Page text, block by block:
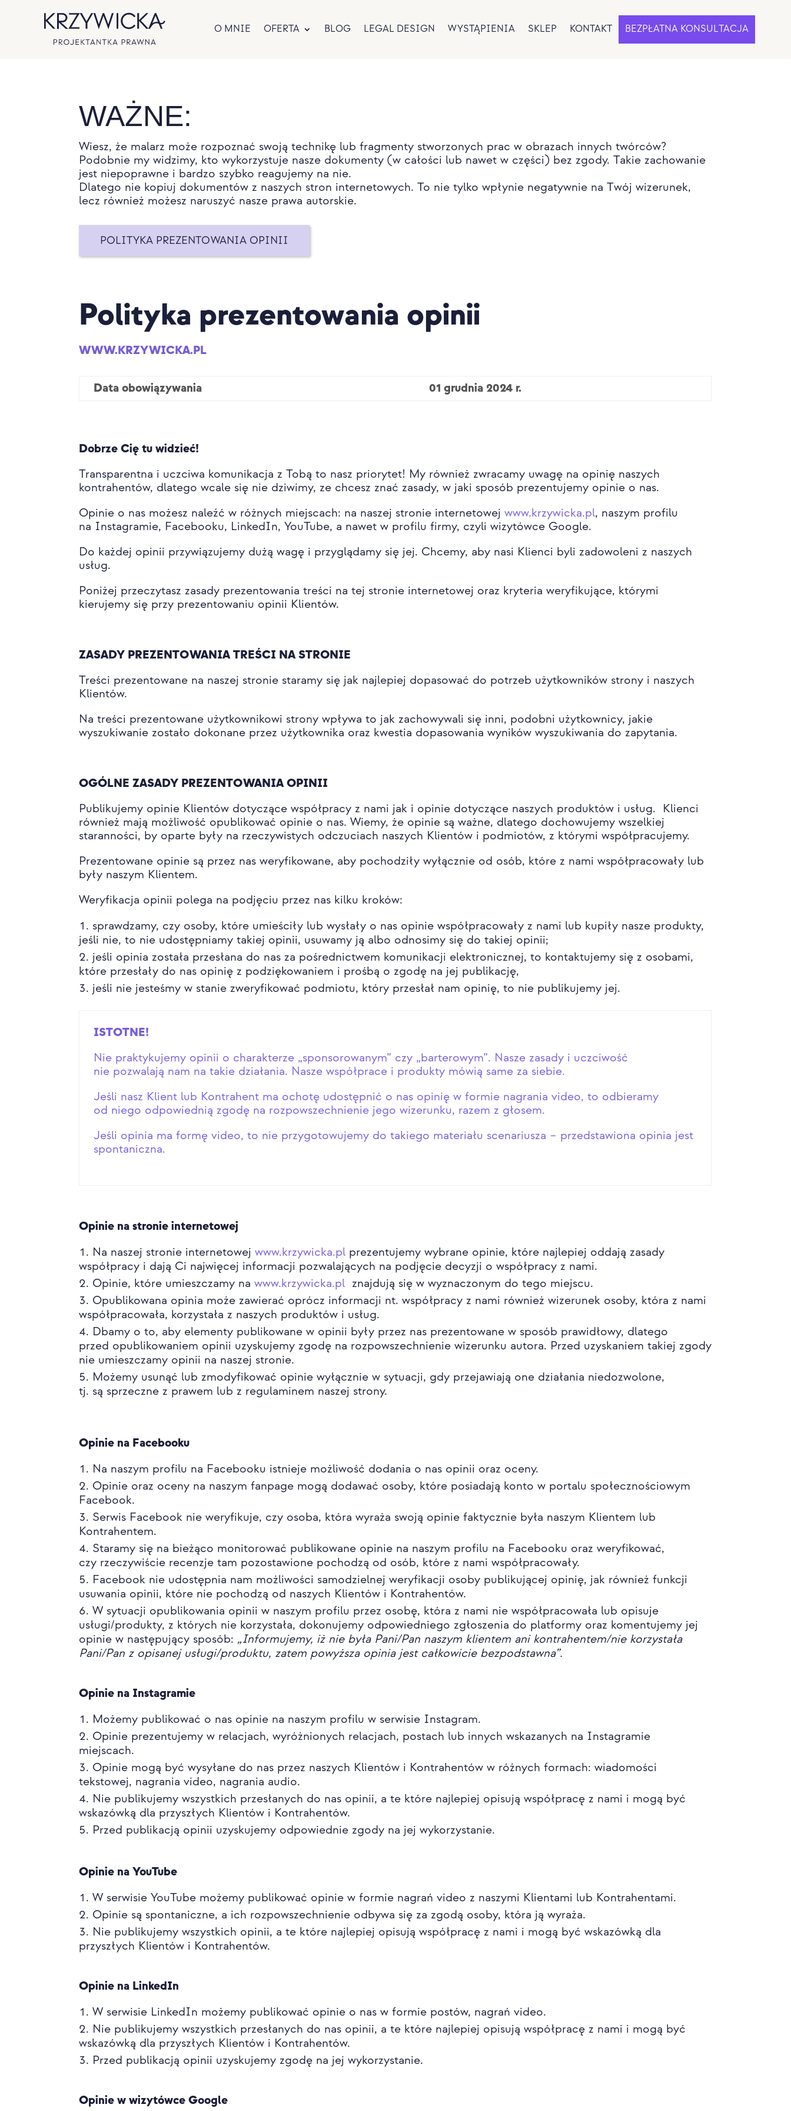
O MNIE OFERTA BLOG LEGAL DESIGN WYSTĄPIENIA SKLEP KONTAKT BEZPŁATNA KONSULTACJA
WAŻNE:
Wiesz, że malarz może rozpoznać swoją technikę lub fragmenty stworzonych prac w obrazach innych twórców?
Podobnie my widzimy, kto wykorzystuje nasze dokumenty (w całości lub nawet w części) bez zgody. Takie zachowanie
jest niepoprawne i bardzo szybko reagujemy na nie.
Dlatego nie kopiuj dokumentów z naszych stron internetowych. To nie tylko wpłynie negatywnie na Twój wizerunek,
lecz również możesz naruszyć nasze prawa autorskie.
POLITYKA PREZENTOWANIA OPINII
Polityka prezentowania opinii
WWW.KRZYWICKA.PL
Data obowiązywania 01 grudnia 2024 r.
Dobrze Cię tu widzieć!
Transparentna i uczciwa komunikacja z Tobą to nasz priorytet! My również zwracamy uwagę na opinię naszych
kontrahentów, dlatego wcale się nie dziwimy, ze chcesz znać zasady, w jaki sposób prezentujemy opinie o nas.
Opinie o nas możesz naleźć w różnych miejscach: na naszej stronie internetowejwww.krzywicka.pl, naszym profilu
na Instagramie, Facebooku, LinkedIn, YouTube, a nawet w profilu firmy, czyli wizytówce Google.
Do każdej opinii przywiązujemy dużą wagę i przyglądamy się jej. Chcemy, aby nasi Klienci byli zadowoleni z naszych
usług.
Poniżej przeczytasz zasady prezentowania treści na tej stronie internetowej oraz kryteria weryfikujące, którymi
kierujemy się przy prezentowaniu opinii Klientów.
ZASADY PREZENTOWANIA TREŚCI NA STRONIE
Treści prezentowane na naszej stronie staramy się jak najlepiej dopasować do potrzeb użytkowników strony i naszych
Klientów.
Na treści prezentowane użytkownikowi strony wpływa to jak zachowywali się inni, podobni użytkownicy, jakie
wyszukiwanie zostało dokonane przez użytkownika oraz kwestia dopasowania wyników wyszukiwania do zapytania.
OGÓLNE ZASADY PREZENTOWANIA OPINII
Publikujemy opinie Klientów dotyczące współpracy z nami jak i opinie dotyczące naszych produktów i usług. Klienci
również mają możliwość opublikować opinie o nas. Wiemy, że opinie są ważne, dlatego dochowujemy wszelkiej
staranności, by oparte były na rzeczywistych odczuciach naszych Klientów i podmiotów, z którymi współpracujemy.
Prezentowane opinie są przez nas weryfikowane, aby pochodziły wyłącznie od osób, które z nami współpracowały lub
były naszym Klientem.
Weryfikacja opinii polega na podjęciu przez nas kilku kroków:
sprawdzamy, czy osoby, które umieściły lub wysłały o nas opinie współpracowały z nami lub kupiły nasze produkty,
jeśli nie, to nie udostępniamy takiej opinii, usuwamy ją albo odnosimy się do takiej opinii;
jeśli opinia została przesłana do nas za pośrednictwem komunikacji elektronicznej, to kontaktujemy się z osobami,
które przesłały do nas opinię z podziękowaniem i prośbą o zgodę na jej publikację,
jeśli nie jesteśmy w stanie zweryfikować podmiotu, który przesłał nam opinię, to nie publikujemy jej.
ISTOTNE!
Nie praktykujemy opinii o charakterze „sponsorowanym” czy „barterowym”. Nasze zasady i uczciwość
nie pozwalają nam na takie działania. Nasze współprace i produkty mówią same za siebie.
Jeśli nasz Klient lub Kontrahent ma ochotę udostępnić o nas opinię w formie nagrania video, to odbieramy
od niego odpowiednią zgodę na rozpowszechnienie jego wizerunku, razem z głosem.
Jeśli opinia ma formę video, to nie przygotowujemy do takiego materiału scenariusza – przedstawiona opinia jest
spontaniczna.
Opinie na stronie internetowej
Na naszej stronie internetowejwww.krzywicka.pl prezentujemy wybrane opinie, które najlepiej oddają zasady
współpracy i dają Ci najwięcej informacji pozwalających na podjęcie decyzji o współpracy z nami.
Opinie, które umieszczamy nawww.krzywicka.pl znajdują się w wyznaczonym do tego miejscu.
Opublikowana opinia może zawierać oprócz informacji nt. współpracy z nami również wizerunek osoby, która z nami
współpracowała, korzystała z naszych produktów i usług.
Dbamy o to, aby elementy publikowane w opinii były przez nas prezentowane w sposób prawidłowy, dlatego
przed opublikowaniem opinii uzyskujemy zgodę na rozpowszechnienie wizerunku autora. Przed uzyskaniem takiej zgody
nie umieszczamy opinii na naszej stronie.
Możemy usunąć lub zmodyfikować opinie wyłącznie w sytuacji, gdy przejawiają one działania niedozwolone,
tj. są sprzeczne z prawem lub z regulaminem naszej strony.
Opinie na Facebooku
Na naszym profilu na Facebooku istnieje możliwość dodania o nas opinii oraz oceny.
Opinie oraz oceny na naszym fanpage mogą dodawać osoby, które posiadają konto w portalu społecznościowym
Facebook.
Serwis Facebook nie weryfikuje, czy osoba, która wyraża swoją opinie faktycznie była naszym Klientem lub
Kontrahentem.
Staramy się na bieżąco monitorować publikowane opinie na naszym profilu na Facebooku oraz weryfikować,
czy rzeczywiście recenzje tam pozostawione pochodzą od osób, które z nami współpracowały.
Facebook nie udostępnia nam możliwości samodzielnej weryfikacji osoby publikującej opinię, jak również funkcji
usuwania opinii, które nie pochodzą od naszych Klientów i Kontrahentów.
W sytuacji opublikowania opinii w naszym profilu przez osobę, która z nami nie współpracowała lub opisuje
usługi/produkty, z których nie korzystała, dokonujemy odpowiedniego zgłoszenia do platformy oraz komentujemy jej
opinie w następujący sposób: „Informujemy, iż nie była Pani/Pan naszym klientem ani kontrahentem/nie korzystała
Pani/Pan z opisanej usługi/produktu, zatem powyższa opinia jest całkowicie bezpodstawna”.
Opinie na Instagramie
Możemy publikować o nas opinie na naszym profilu w serwisie Instagram.
Opinie prezentujemy w relacjach, wyróżnionych relacjach, postach lub innych wskazanych na Instagramie
miejscach.
Opinie mogą być wysyłane do nas przez naszych Klientów i Kontrahentów w różnych formach: wiadomości
tekstowej, nagrania video, nagrania audio.
Nie publikujemy wszystkich przesłanych do nas opinii, a te które najlepiej opisują współpracę z nami i mogą być
wskazówką dla przyszłych Klientów i Kontrahentów.
Przed publikacją opinii uzyskujemy odpowiednie zgody na jej wykorzystanie.
Opinie na YouTube
W serwisie YouTube możemy publikować opinie w formie nagrań video z naszymi Klientami lub Kontrahentami.
Opinie są spontaniczne, a ich rozpowszechnienie odbywa się za zgodą osoby, która ją wyraża.
Nie publikujemy wszystkich opinii, a te które najlepiej opisują współpracę z nami i mogą być wskazówką dla
przyszłych Klientów i Kontrahentów.
Opinie na LinkedIn
W serwisie LinkedIn możemy publikować opinie o nas w formie postów, nagrań video.
Nie publikujemy wszystkich przesłanych do nas opinii, a te które najlepiej opisują współpracę z nami i mogą być
wskazówką dla przyszłych Klientów i Kontrahentów.
Przed publikacją opinii uzyskujemy zgodę na jej wykorzystanie.
Opinie w wizytówce Google